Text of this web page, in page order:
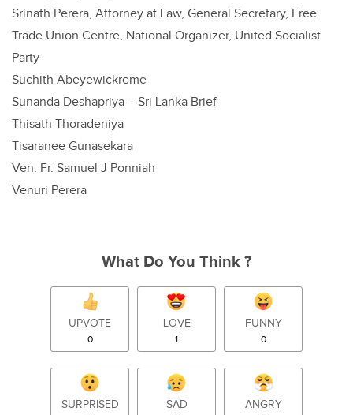
Srinath Perera, Attorney at Law, General Secretary, Free
Trade Union Centre, National Organizer, United Socialist
Party
Suchith Abeyewickreme
Sunanda Deshapriya – Sri Lanka Brief
Thisath Thoradeniya
Tisaranee Gunasekara
Ven. Fr. Samuel J Ponniah
Venuri Perera
What Do You Think ?
UPVOTE
0
LOVE
1
FUNNY
0
SURPRISED SAD ANGRY